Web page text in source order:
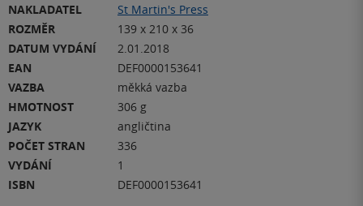
NAKLADATEL
St Martin's Press
ROZMĚR
139 x 210 x 36
DATUM VYDÁNÍ
2.01.2018
EAN
DEF0000153641
VAZBA
měkká vazba
HMOTNOST
306 g
JAZYK
angličtina
POČET STRAN
336
VYDÁNÍ
1
ISBN
DEF0000153641